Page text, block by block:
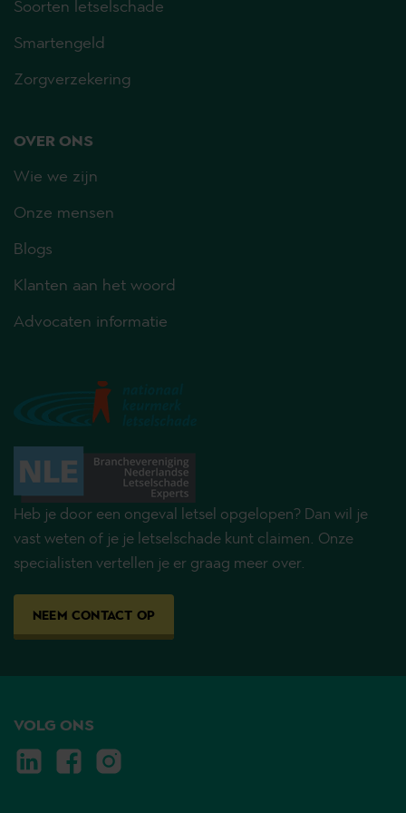
Soorten letselschade
Smartengeld
Zorgverzekering
OVER ONS
Wie we zijn
Onze mensen
Blogs
Klanten aan het woord
Advocaten informatie
Heb je door een ongeval letsel opgelopen? Dan wil je
vast weten of je je letselschade kunt claimen. Onze
specialisten vertellen je er graag meer over.
NEEM CONTACT OP
VOLG ONS